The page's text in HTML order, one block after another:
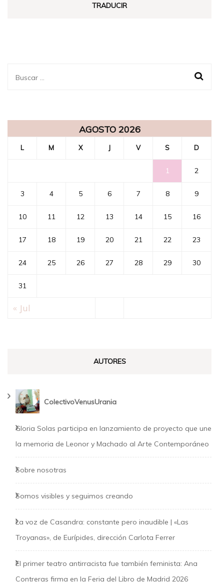
TRADUCIR
Buscar:
AGOSTO 2026
L M X J V S D
1 2
3 4 5 6 7 8 9
10 11 12 13 14 15 16
17 18 19 20 21 22 23
24 25 26 27 28 29 30
31
« Jul
AUTORES
ColectivoVenusUrania
Gloria Solas participa en lanzamiento de proyecto que une
la memoria de Leonor y Machado al Arte Contemporáneo
Sobre nosotras
Somos visibles y seguimos creando
La voz de Casandra: constante pero inaudible | «Las
Troyanas», de Eurípides, dirección Carlota Ferrer
El primer teatro antirracista fue también feminista: Ana
Contreras firma en la Feria del Libro de Madrid 2026